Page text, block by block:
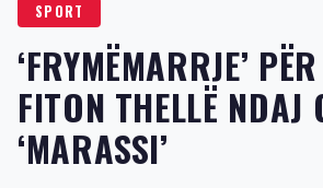
SPORT
‘FRYMËMARRJE’
FITON THELLË NDAJ
‘MARASSI’